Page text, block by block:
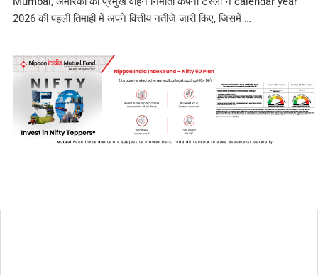
2026 की पहली तिमाही में अपने वित्तीय नतीजे जारी किए, जिसमें …